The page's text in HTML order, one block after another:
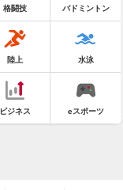
格闘技 バドミントン
陸上 水泳
ビジネス eスポーツ